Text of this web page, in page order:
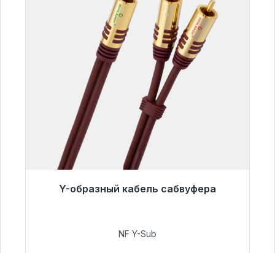
Y-образный кабель сабвуфера
Готовы к немедленной отправке, срок
50,99 €
NF Y-Sub